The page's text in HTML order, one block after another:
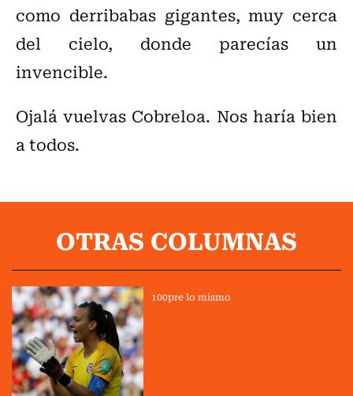
como derribabas gigantes, muy cerca
del cielo, donde parecías un
invencible.
Ojalá vuelvas Cobreloa. Nos haría bien
a todos.
OTRAS COLUMNAS
100pre lo mismo